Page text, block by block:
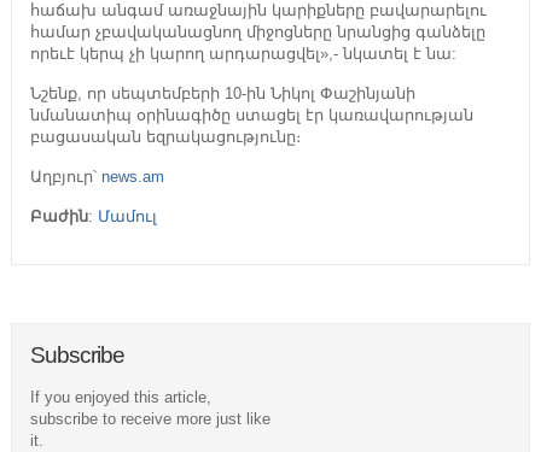
հաճախ անգամ առաջնային կարիքները բավարարելու
համար չբավականացնող միջոցները նրանցից գանձելը
որեւէ կերպ չի կարող արդարացվել»,- նկատել է նա:
Նշենք, որ սեպտեմբերի 10-ին Նիկոլ Փաշինյանի
նմանատիպ օրինագիծը ստացել էր կառավարության
բացասական եզրակացությունը։
Աղբյուր՝ news.am
Բաժին: Մամուլ
Subscribe
If you enjoyed this article,
subscribe to receive more just like
it.